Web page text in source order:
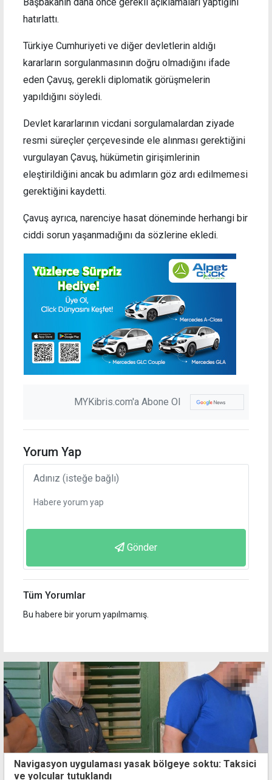
hatırlattı.
Türkiye Cumhuriyeti ve diğer devletlerin aldığı
kararların sorgulanmasının doğru olmadığını ifade
eden Çavuş, gerekli diplomatik görüşmelerin
yapıldığını söyledi.
Devlet kararlarının vicdani sorgulamalardan ziyade
resmi süreçler çerçevesinde ele alınması gerektiğini
vurgulayan Çavuş, hükümetin girişimlerinin
eleştirildiğini ancak bu adımların göz ardı edilmemesi
gerektiğini kaydetti.
Çavuş ayrıca, narenciye hasat döneminde herhangi bir
ciddi sorun yaşanmadığını da sözlerine ekledi.
MYKibris.com'a Abone Ol
Yorum Yap
Gönder
Tüm Yorumlar
Bu habere bir yorum yapılmamış.
Navigasyon uygulaması yasak bölgeye soktu: Taksici
ve yolcular tutuklandı